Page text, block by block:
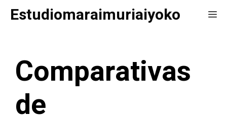
SaltarEstudiomaraimuriaiyoko
Comparativas
de